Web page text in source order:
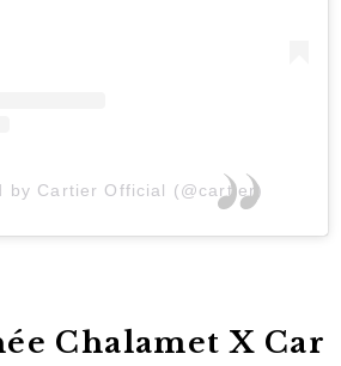
by Cartier Official (@cartier)
Chalamet X Car